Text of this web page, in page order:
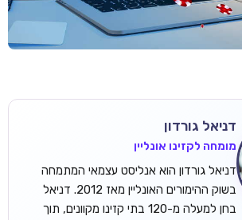
דניאל גורדון
מומחה לקזינו אונליין
דניאל גורדון הוא אנליסט עצמאי המתמחה
בשוק ההימורים האונליין מאז 2012. דניאל
בחן למעלה מ-120 בתי קזינו מקוונים, תוך